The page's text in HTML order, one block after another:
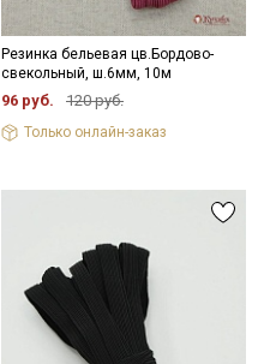
Резинка бельевая цв.Бордово-
свекольный, ш.6мм, 10м
96 руб. 120 руб.
Только онлайн-заказ